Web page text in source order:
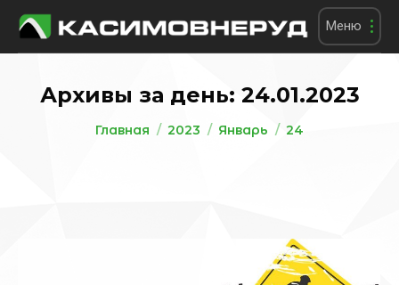
Меню
Архивы за день: 24.01.2023
Вы здесь:
Главная 2023 Январь 24